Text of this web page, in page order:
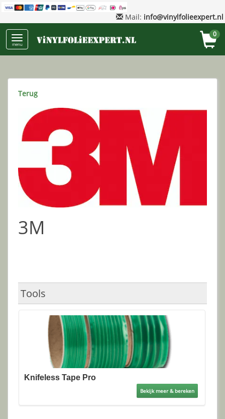
Mail: info@vinylfolieexpert.nl
menu
0
Terug
3M
Tools
Knifeless Tape Pro
Bekijk meer & bereken